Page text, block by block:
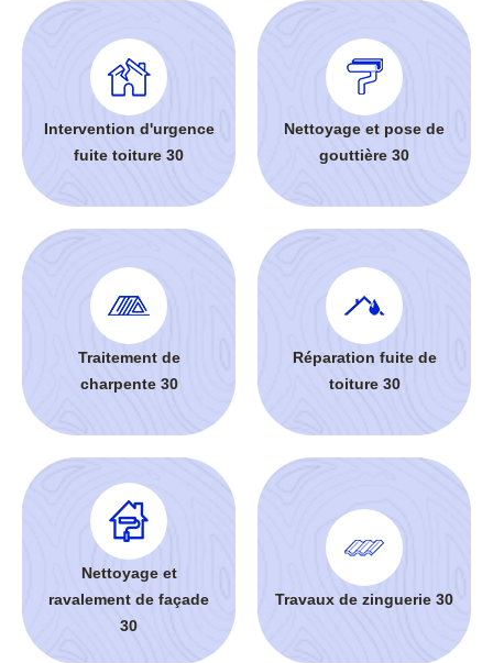
Intervention d'urgence
fuite toiture 30
Nettoyage et pose de
gouttière 30
Traitement de
charpente 30
Réparation fuite de
toiture 30
Nettoyage et
ravalement de façade
30
Travaux de zinguerie 30